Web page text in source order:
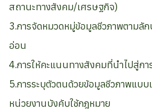
สถานะทางสังคม/เศรษฐกิจ)
3.การจัดหมวดหมู่ข้อมูลชีวภาพตามลั
อ่อน
4.การให้คะแนนทางสังคมที่นำไปสู่ก
5.การระบุตัวตนด้วยข้อมูลชีวภาพแบบ
หน่วยงานบังคับใช้กฎหมาย